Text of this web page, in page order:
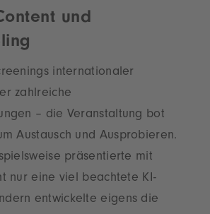
und
internationaler
zahlreiche
– die Veranstaltung bot
Austausch und Ausprobieren.
präsentierte mit
nur eine viel beachtete KI-
entwickelte eigens die